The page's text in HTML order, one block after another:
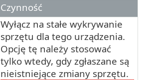
Czynność
Wyłącz na stałe wykrywanie
sprzętu dla tego urządzenia.
Opcję tę należy stosować
tylko wtedy, gdy zgłaszane są
nieistniejące zmiany sprzętu.